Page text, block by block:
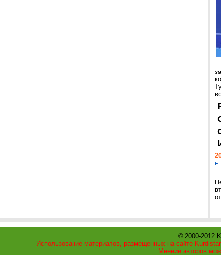
© 2000-2012
Использование материалов, размещенных на сайте
Мнение авторов